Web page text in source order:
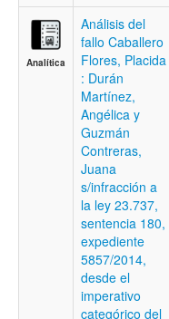
Analítica
Análisis del
fallo Caballero
Flores, Placida
: Durán
Martínez,
Angélica y
Guzmán
Contreras,
Juana
s/infracción a
la ley 23.737,
sentencia 180,
expediente
5857/2014,
desde el
imperativo
categórico del